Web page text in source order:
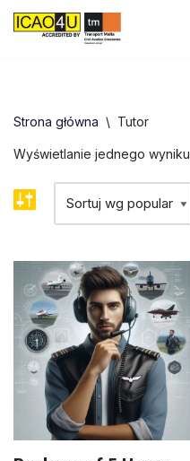
Strona główna \ Tutor
Wyświetlanie jednego wyniku